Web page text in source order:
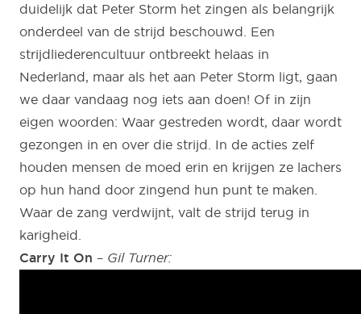
duidelijk dat Peter Storm het zingen als belangrijk
onderdeel van de strijd beschouwd. Een
strijdliederencultuur ontbreekt helaas in
Nederland, maar als het aan Peter Storm ligt, gaan
we daar vandaag nog iets aan doen! Of in zijn
eigen woorden: Waar gestreden wordt, daar wordt
gezongen in en over die strijd. In de acties zelf
houden mensen de moed erin en krijgen ze lachers
op hun hand door zingend hun punt te maken.
Waar de zang verdwijnt, valt de strijd terug in
karigheid.
Carry It On – Gil Turner: